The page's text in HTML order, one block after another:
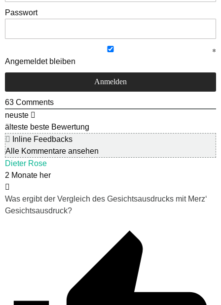
Passwort
Angemeldet bleiben
63 Comments
neuste
älteste beste Bewertung
Inline Feedbacks
Alle Kommentare ansehen
Dieter Rose
2 Monate her
Was ergibt der Vergleich des Gesichtsausdrucks mit Merz‘
Gesichtsausdruck?